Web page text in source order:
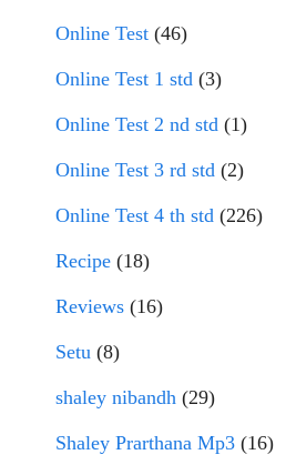
Online Test (46)
Online Test 1 std (3)
Online Test 2 nd std (1)
Online Test 3 rd std (2)
Online Test 4 th std (226)
Recipe (18)
Reviews (16)
Setu (8)
shaley nibandh (29)
Shaley Prarthana Mp3 (16)